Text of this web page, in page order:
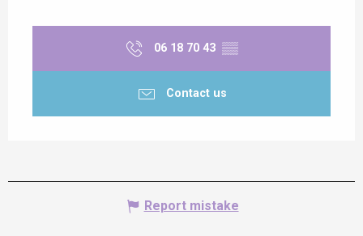
06 18 70 43 ▒▒
Contact us
Report mistake